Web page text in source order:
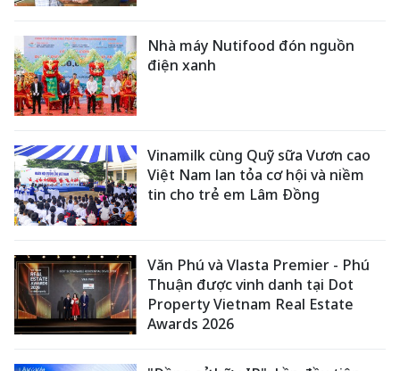
Nhà máy Nutifood đón nguồn
điện xanh
Vinamilk cùng Quỹ sữa Vươn cao
Việt Nam lan tỏa cơ hội và niềm
tin cho trẻ em Lâm Đồng
Văn Phú và Vlasta Premier - Phú
Thuận được vinh danh tại Dot
Property Vietnam Real Estate
Awards 2026